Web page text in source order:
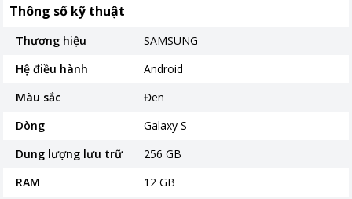
Thông số kỹ thuật
Thương hiệu
SAMSUNG
Hệ điều hành
Android
Màu sắc
Đen
Dòng
Galaxy S
Dung lượng lưu trữ
256 GB
RAM
12 GB